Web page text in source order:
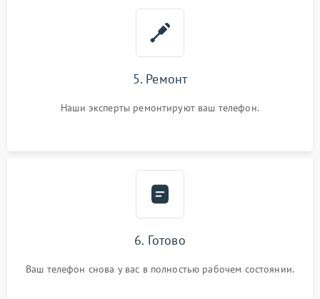
5. Ремонт
Наши эксперты ремонтируют ваш телефон.
6. Готово
Ваш телефон снова у вас в полностью рабочем состоянии.